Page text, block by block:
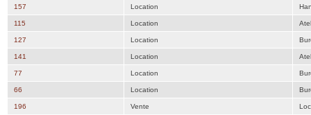
157 Location
115 Location
127 Location
141 Location
77 Location
66 Location
196 Vente